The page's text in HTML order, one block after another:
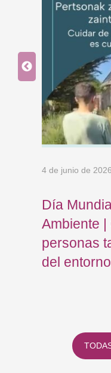
4 de junio de 2026
Día
Ambiente
personas
del entorno